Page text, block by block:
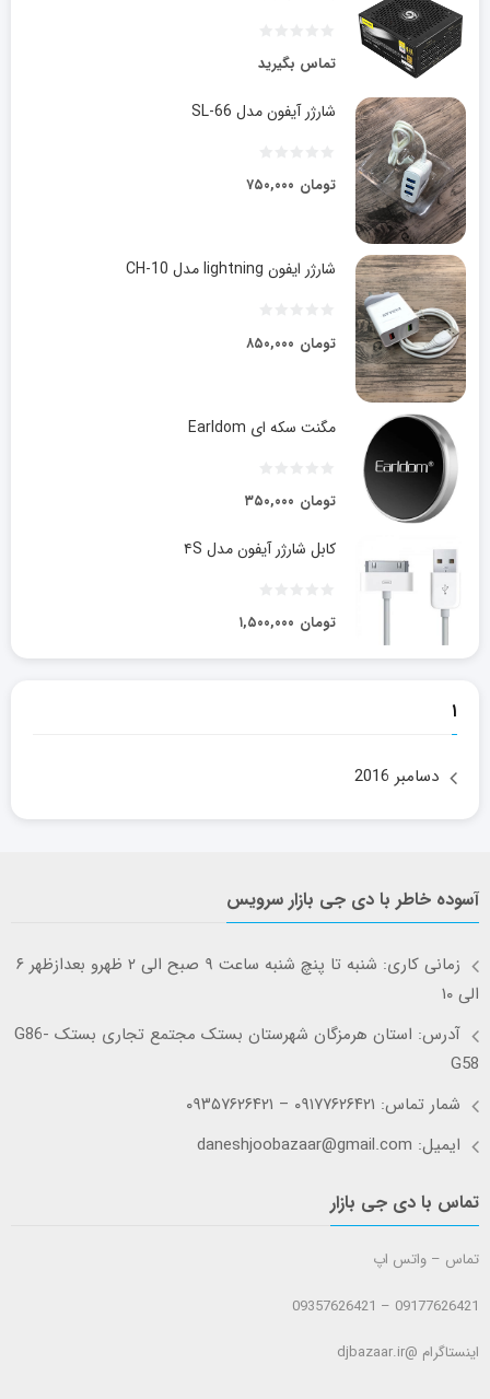
تماس بگیرید
شارژر آیفون مدل SL-66
۷۵۰,۰۰۰ تومان
شارژر ایفون lightning مدل CH-10
۸۵۰,۰۰۰ تومان
مگنت سکه ای Earldom
۳۵۰,۰۰۰ تومان
کابل شارژر آیفون مدل ۴S
۱,۵۰۰,۰۰۰ تومان
۱
دسامبر 2016
آسوده خاطر با دی جی بازار سرویس
زمانی کاری: شنبه تا پنچ شنبه ساعت ۹ صبح الی ۲ ظهرو بعدازظهر ۶
الی ۱۰
آدرس: استان هرمزگان شهرستان بستک مجتمع تجاری بستک G86-
G58
شمار تماس: ۰۹۱۷۷۶۲۶۴۲۱ – ۰۹۳۵۷۶۲۶۴۲۱
ایمیل: daneshjoobazaar@gmail.com
تماس با دی جی بازار
تماس – واتس اپ
09177626421 – 09357626421
اینستاگرام @djbazaar.ir